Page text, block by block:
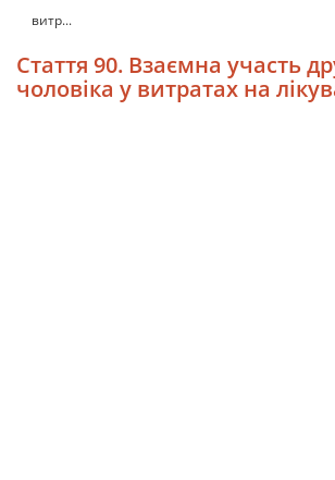
витр...
Стаття 90. Взаємна участь
чоловіка у витратах на